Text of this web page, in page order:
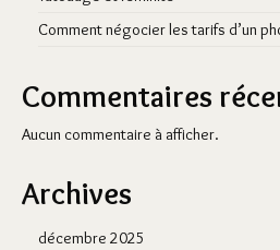
Comment négocier les tarifs d’un
Commentaires
Aucun commentaire à afficher.
Archives
décembre 2025